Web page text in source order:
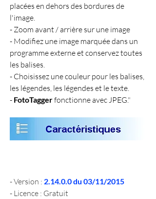
placées en dehors des bordures de
l'image.
- Zoom avant / arrière sur une image
- Modifiez une image marquée dans un
programme externe et conservez toutes
les balises.
- Choisissez une couleur pour les balises,
les légendes, les légendes et le texte.
- FotoTagger fonctionne avec JPEG."
- Version : 2.14.0.0 du 03/11/2015
- Licence : Gratuit